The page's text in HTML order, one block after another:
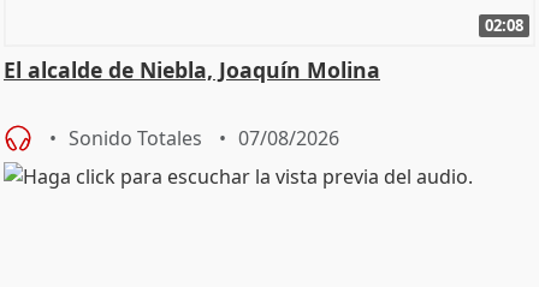
02:08
El alcalde de Niebla, Joaquín Molina
Sonido Totales 07/08/2026